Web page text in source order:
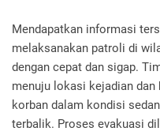
Mendapatkan informasi
melaksanakan patroli di
dengan cepat dan sigap.
menuju lokasi kejadian
korban dalam kondisi
terbalik. Proses evakuasi